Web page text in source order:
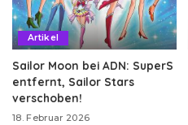
Artikel
Sailor Moon bei ADN: SuperS
entfernt, Sailor Stars
verschoben!
18. Februar 2026